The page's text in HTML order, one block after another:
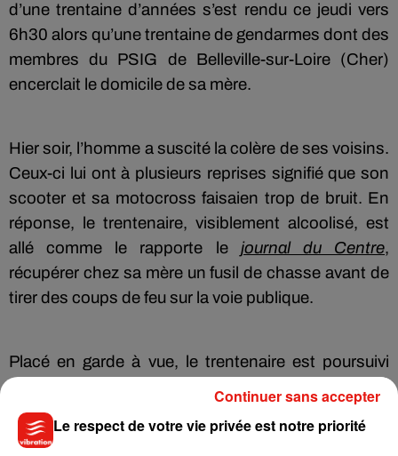
d’une trentaine d’années s’est rendu ce jeudi vers
6h30 alors qu’une trentaine de gendarmes dont des
membres du PSIG de Belleville-sur-Loire (Cher)
encerclait le domicile de sa mère.
Hier soir, l’homme a suscité la colère de ses voisins.
Ceux-ci lui ont à plusieurs reprises signifié que son
scooter et sa motocross faisaien trop de bruit. En
réponse, le trentenaire, visiblement alcoolisé, est
allé comme le rapporte le journal du Centre,
récupérer chez sa mère un fusil de chasse avant de
tirer des coups de feu sur la voie publique.
Placé en garde à vue, le trentenaire est poursuivi
pour mise en danger de la vie d’autrui.
Le respect de votre vie privée est notre priorité
Continuer sans accepter